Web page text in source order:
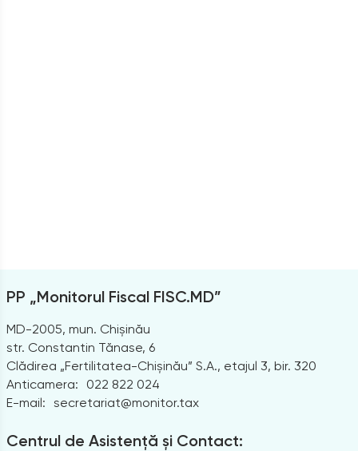
PP „Monitorul Fiscal FISC.MD”
MD-2005, mun. Chișinău
str. Constantin Tănase, 6
Clădirea „Fertilitatea-Chișinău” S.A., etajul 3, bir. 320
Anticamera:
022 822 024
E-mail: secretariat@monitor.tax
Centrul de Asistență și Contact: